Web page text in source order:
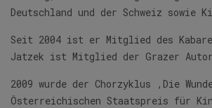
Deutschland und der Schweiz sowie
Seit 2004 ist er Mitglied des
Jatzek ist Mitglied der Grazer
2009 wurde der Chorzyklus ‚Die
Österreichischen Staatspreis für